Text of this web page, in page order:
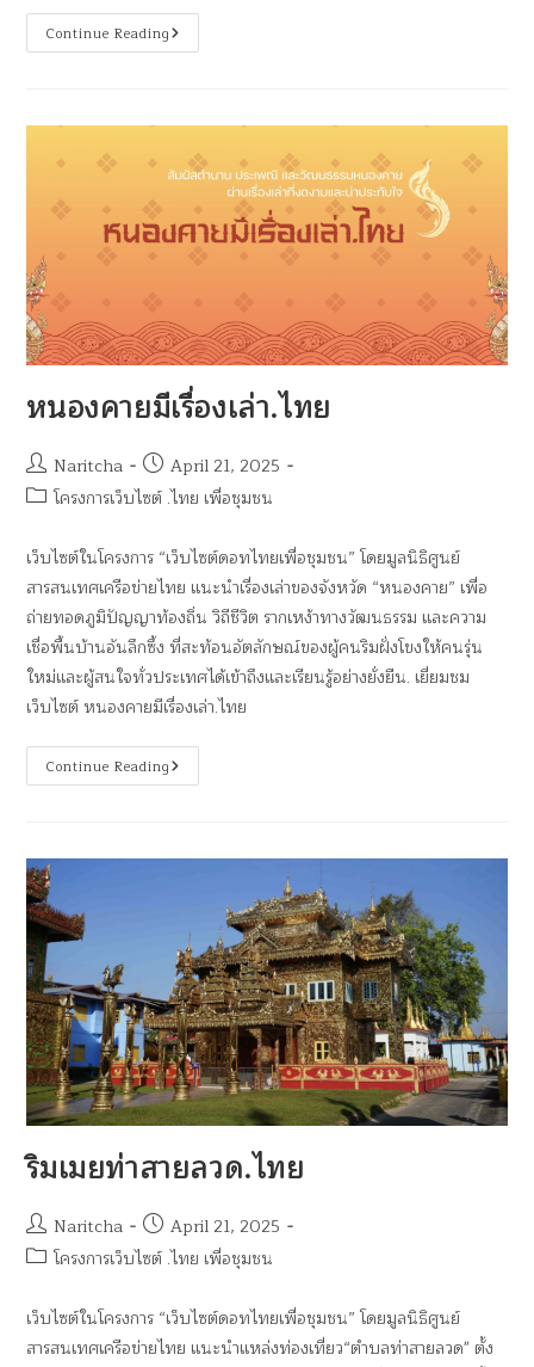
Continue Reading
หนองคายมีเรื่องเล่า.ไทย
Naritcha
April 21, 2025
โครงการเว็บไซต์ .ไทย เพื่อชุมชน
เว็บไซต์ในโครงการ “เว็บไซต์ดอทไทยเพื่อชุมชน” โดยมูลนิธิศูนย์
สารสนเทศเครือข่ายไทย แนะนำเรื่องเล่าของจังหวัด “หนองคาย” เพื่อ
ถ่ายทอดภูมิปัญญาท้องถิ่น วิถีชีวิต รากเหง้าทางวัฒนธรรม และความ
เชื่อพื้นบ้านอันลึกซึ้ง ที่สะท้อนอัตลักษณ์ของผู้คนริมฝั่งโขงให้คนรุ่น
ใหม่และผู้สนใจทั่วประเทศได้เข้าถึงและเรียนรู้อย่างยั่งยืน. เยี่ยมชม
เว็บไซต์ หนองคายมีเรื่องเล่า.ไทย
Continue Reading
ริมเมยท่าสายลวด.ไทย
Naritcha
April 21, 2025
โครงการเว็บไซต์ .ไทย เพื่อชุมชน
เว็บไซต์ในโครงการ “เว็บไซต์ดอทไทยเพื่อชุมชน” โดยมูลนิธิศูนย์
สารสนเทศเครือข่ายไทย แนะนำแหล่งท่องเที่ยว“ตำบลท่าสายลวด" ตั้ง